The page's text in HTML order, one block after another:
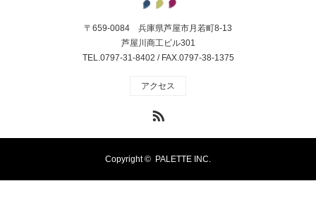
〒659-0084 兵庫県芦屋市月若町8-13
芦屋川商工ビル301
TEL.0797-31-8402 / FAX.0797-38-1375
アクセス
Copyright © PALETTE INC.